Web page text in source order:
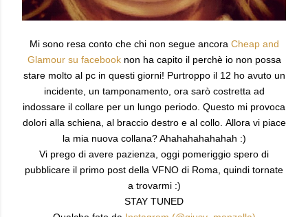
Mi sono resa conto che chi non segue ancora Cheap and
Glamour su facebooknon ha capito il perchè io non possa
stare molto al pc in questi giorni! Purtroppo il 12 ho avuto un
incidente, un tamponamento, ora sarò costretta ad
indossare il collare per un lungo periodo. Questo mi provoca
dolori alla schiena, al braccio destro e al collo. Allora vi piace
la mia nuova collana? Ahahahahahahah :)
Vi prego di avere pazienza, oggi pomeriggio spero di
pubblicare il primo post della VFNO di Roma, quindi tornate
a trovarmi :)
STAY TUNED